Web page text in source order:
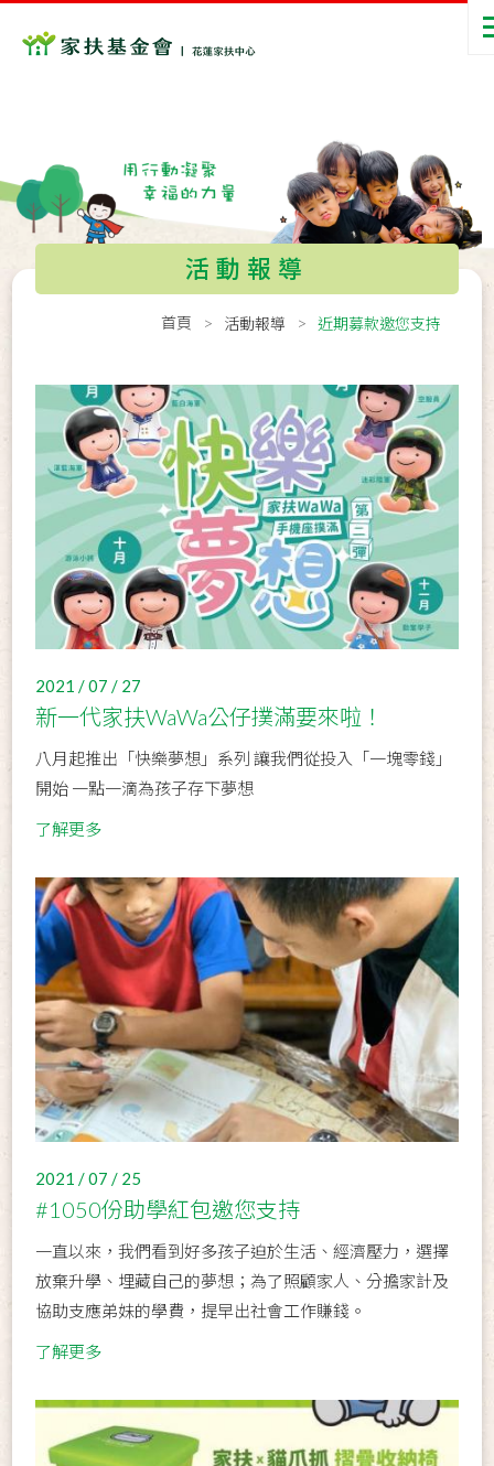
活動報導
首頁 活動報導 近期募款邀您支持
2021 / 07 / 27
新一代家扶WaWa公仔撲滿要來啦！
八月起推出「快樂夢想」系列 讓我們從投入「一塊零錢」
開始 一點一滴為孩子存下夢想
了解更多
2021 / 07 / 25
#1050份助學紅包邀您支持
一直以來，我們看到好多孩子迫於生活、經濟壓力，選擇
放棄升學、埋藏自己的夢想；為了照顧家人、分擔家計及
協助支應弟妹的學費，提早出社會工作賺錢。
了解更多